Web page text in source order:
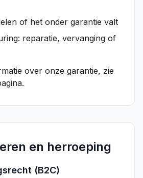
of het onder garantie valt
reparatie, vervanging of
over onze garantie, zie
.
en herroeping
(B2C)